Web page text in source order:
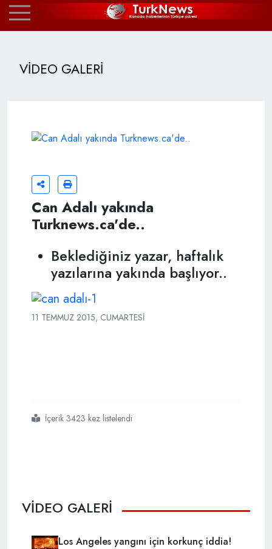
VİDEO GALERİ
Can Adalı yakında
Turknews.ca'de..
Beklediğiniz yazar, haftalık
yazılarına yakında başlıyor..
11 TEMMUZ 2015, CUMARTESI
#can
#adalı
#yakında
#turknews cade
İçerik 3423 kez listelendi
VİDEO GALERİ
Los Angeles yangını için korkunç iddia!